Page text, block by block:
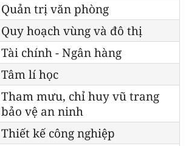
Quản trị văn phòng
Quy hoạch vùng và đô thị
Tài chính - Ngân hàng
Tâm lí học
Tham mưu, chỉ huy vũ trang
bảo vệ an ninh
Thiết kế công nghiệp